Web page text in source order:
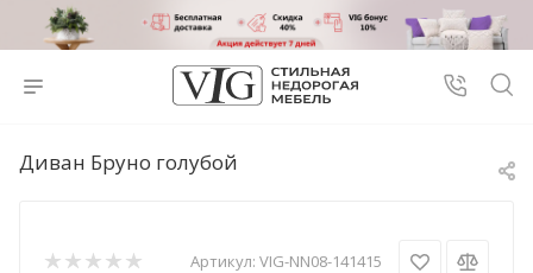
Диван Бруно голубой
Артикул: VIG-NN08-141415